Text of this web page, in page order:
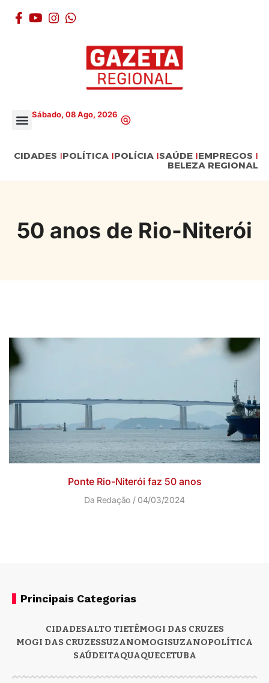
Sábado, 08 Ago, 2026
CIDADES POLÍTICA POLÍCIA SAÚDE EMPREGOS
BELEZA REGIONAL
50 anos de Rio-Niterói
Ponte Rio-Niterói faz 50 anos
Da Redação 04/03/2024
Principais Categorias
CIDADESALTO TIETÊMOGI DAS CRUZES
MOGI DAS CRUZESSUZANOMOGISUZANOPOLÍTICA
SAÚDEITAQUAQUECETUBA